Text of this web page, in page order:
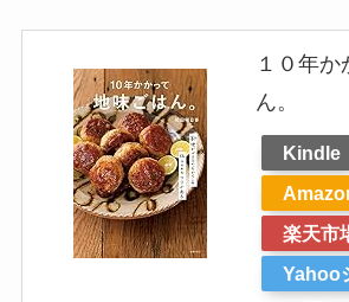
１０年
ん。
Kindle
楽天市
Yahoo